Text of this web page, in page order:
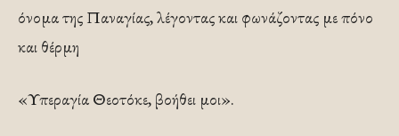
όνομα της Παναγίας, λέγοντας και φωνάζοντας με πόνο
και θέρμη
«Υπεραγία Θεοτόκε, βοήθει μοι».